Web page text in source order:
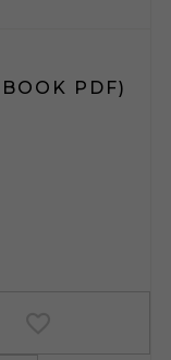
PDF)